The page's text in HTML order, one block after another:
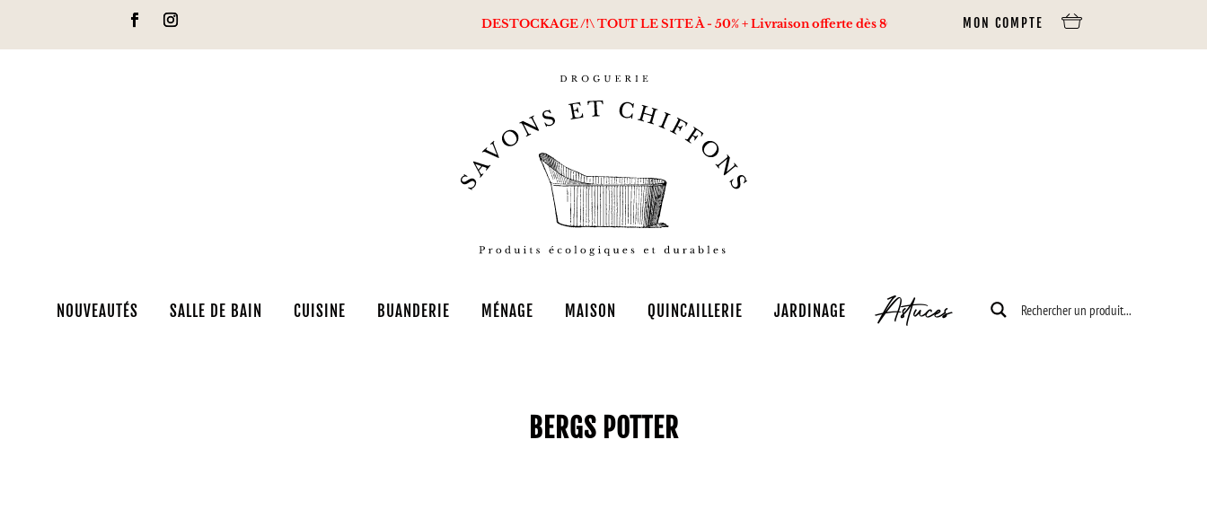
DESTOCKAGE /!\ TOUT LE SITE À - 50% + Livraison offerte dès 80€ d’achats via Mondial Relay, 100€ via Colissimo.
MON COMPTE
NOUVEAUTÉS SALLE DE BAIN CUISINE BUANDERIE MÉNAGE MAISON QUINCAILLERIE JARDINAGE Astuces
BERGS POTTER